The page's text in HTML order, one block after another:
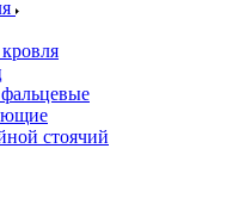
стоячий